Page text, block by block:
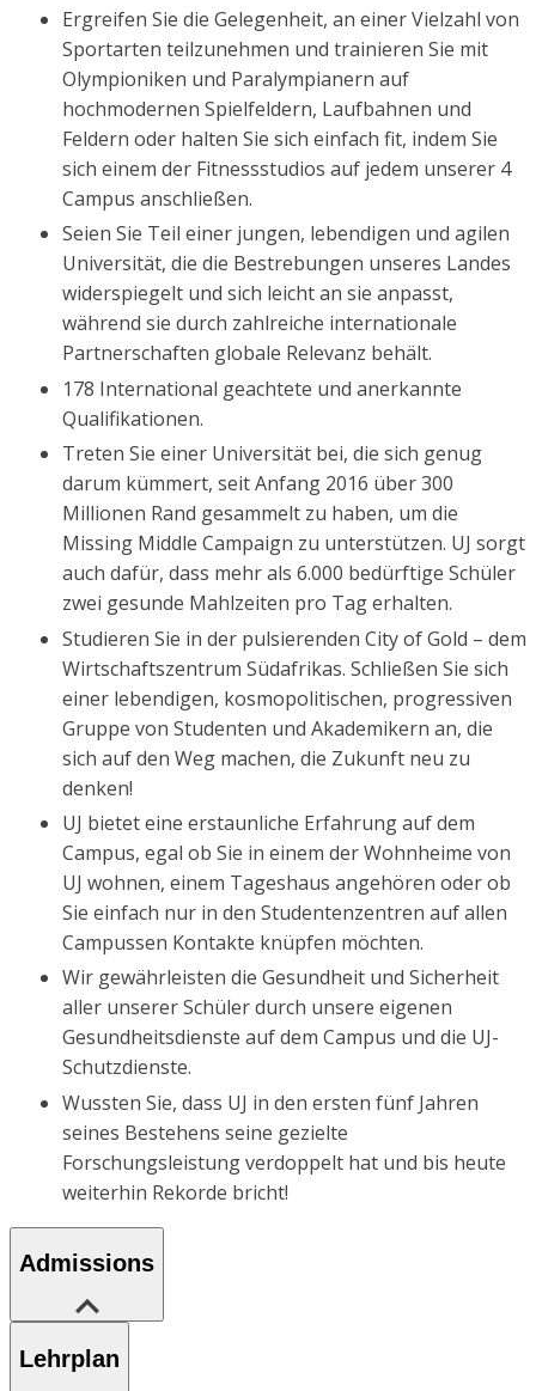
Ergreifen Sie die Gelegenheit, an einer Vielzahl von
Sportarten teilzunehmen und trainieren Sie mit
Olympioniken und Paralympianern auf
hochmodernen Spielfeldern, Laufbahnen und
Feldern oder halten Sie sich einfach fit, indem Sie
sich einem der Fitnessstudios auf jedem unserer 4
Campus anschließen.
Seien Sie Teil einer jungen, lebendigen und agilen
Universität, die die Bestrebungen unseres Landes
widerspiegelt und sich leicht an sie anpasst,
während sie durch zahlreiche internationale
Partnerschaften globale Relevanz behält.
178 International geachtete und anerkannte
Qualifikationen.
Treten Sie einer Universität bei, die sich genug
darum kümmert, seit Anfang 2016 über 300
Millionen Rand gesammelt zu haben, um die
Missing Middle Campaign zu unterstützen. UJ sorgt
auch dafür, dass mehr als 6.000 bedürftige Schüler
zwei gesunde Mahlzeiten pro Tag erhalten.
Studieren Sie in der pulsierenden City of Gold – dem
Wirtschaftszentrum Südafrikas. Schließen Sie sich
einer lebendigen, kosmopolitischen, progressiven
Gruppe von Studenten und Akademikern an, die
sich auf den Weg machen, die Zukunft neu zu
denken!
UJ bietet eine erstaunliche Erfahrung auf dem
Campus, egal ob Sie in einem der Wohnheime von
UJ wohnen, einem Tageshaus angehören oder ob
Sie einfach nur in den Studentenzentren auf allen
Campussen Kontakte knüpfen möchten.
Wir gewährleisten die Gesundheit und Sicherheit
aller unserer Schüler durch unsere eigenen
Gesundheitsdienste auf dem Campus und die UJ-
Schutzdienste.
Wussten Sie, dass UJ in den ersten fünf Jahren
seines Bestehens seine gezielte
Forschungsleistung verdoppelt hat und bis heute
weiterhin Rekorde bricht!
Admissions
Lehrplan